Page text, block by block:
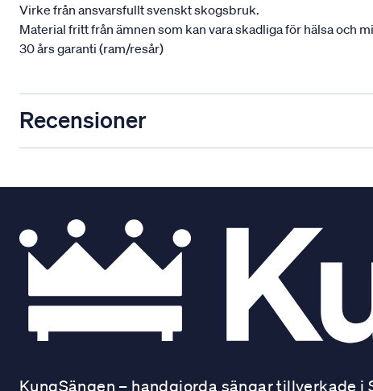
Virke från ansvarsfullt svenskt skogsbruk.
Material fritt från ämnen som kan vara skadliga för hälsa och
30 års garanti (ram/resår)
Recensioner
KungSängen – handgjorda sängar tillverkade